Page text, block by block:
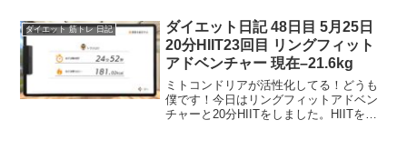
ろまで来ました。便秘ぎみなんで、解消
されれば多分達成す...
ダイエット 筋トレ 日記
ダイエット日記 48日目 5月25日
20分HIIT23回目 リングフィット
アドベンチャー 現在–21.6kg
ミトコンドリアが活性化してる！どうも
僕です！今日はリングフィットアドベン
チャーと20分HIITをしました。HIITをや